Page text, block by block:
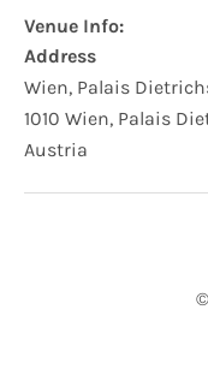
Venue Info
Address
Wien, Palais
1010 Wien, Palais
Austria